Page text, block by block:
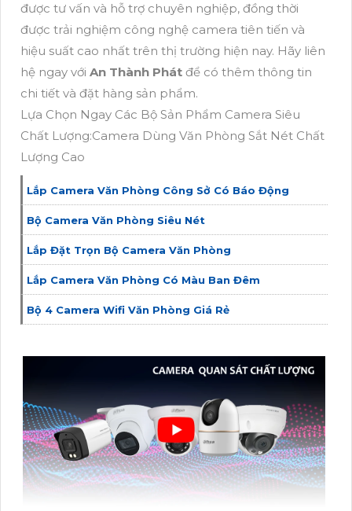
được tư vấn và hỗ trợ chuyên nghiệp, đồng thời
được trải nghiệm công nghệ camera tiên tiến và
hiệu suất cao nhất trên thị trường hiện nay. Hãy liên
hệ ngay với An Thành Phát để có thêm thông tin
chi tiết và đặt hàng sản phẩm.
Lựa Chọn Ngay Các Bộ Sản Phẩm Camera Siêu
Chất Lượng:Camera Dùng Văn Phòng Sắt Nét Chất
Lượng Cao
Lắp Camera Văn Phòng Công Sở Có Báo Động
Bộ Camera Văn Phòng Siêu Nét
Lắp Đặt Trọn Bộ Camera Văn Phòng
Lắp Camera Văn Phòng Có Màu Ban Đêm
Bộ 4 Camera Wifi Văn Phòng Giá Rẻ